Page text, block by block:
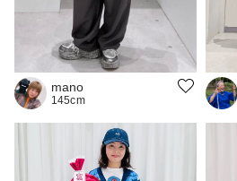
mano
145cm